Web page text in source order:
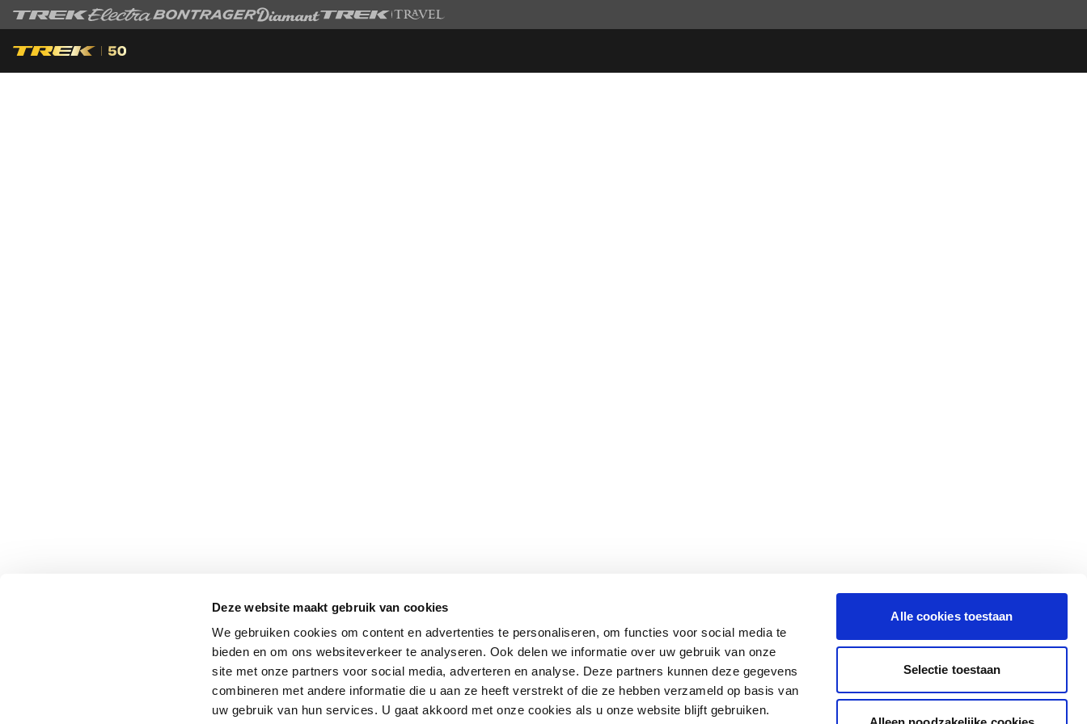
Deze website maakt gebruik van cookies
We gebruiken cookies om content en advertenties te personaliseren, om functies voor social media te
bieden en om ons websiteverkeer te analyseren. Ook delen we informatie over uw gebruik van onze
site met onze partners voor social media, adverteren en analyse. Deze partners kunnen deze gegevens
combineren met andere informatie die u aan ze heeft verstrekt of die ze hebben verzameld op basis van
uw gebruik van hun services. U gaat akkoord met onze cookies als u onze website blijft gebruiken.
Alle cookies toestaan
Selectie toestaan